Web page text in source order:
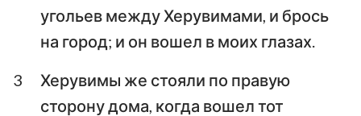
Иоиль Амос
Михей Наум
угольев между Херувимами, и брось
на город; и он вошел в моих глазах.
3
Херувимы же стояли по правую
сторону дома, когда вошел тот